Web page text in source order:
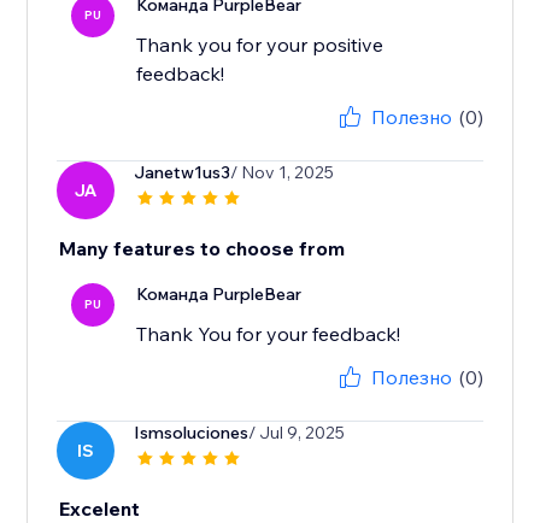
PU Команда PurpleBear
Thank you for your positive
feedback!
Полезно (0)
JA
Janetw1us3/ Nov 1, 2025
Many features to choose from
PU Команда PurpleBear
Thank You for your feedback!
Полезно (0)
IS
Ismsoluciones/ Jul 9, 2025
Excelent